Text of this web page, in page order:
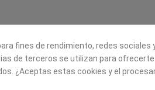
fines de rendimiento, redes sociales
de terceros se utilizan para
¿Aceptas estas cookies y el